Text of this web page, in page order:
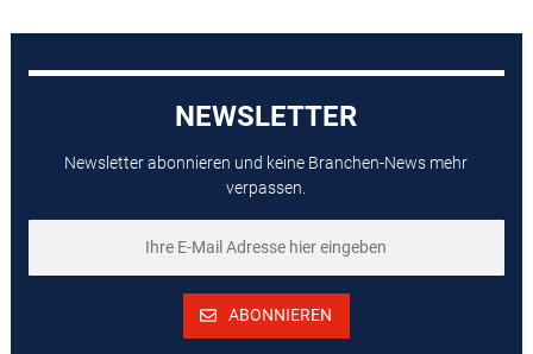
NEWSLETTER
Newsletter abonnieren und keine Branchen-News mehr
verpassen.
ABONNIEREN